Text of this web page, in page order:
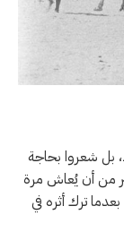
بل شعروا بحاجة
من أن يُعاش مرة
ترك أثره في